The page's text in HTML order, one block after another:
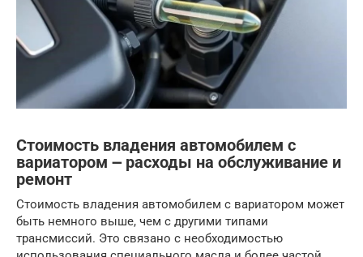
Стоимость владения автомобилем с
вариатором ౼ расходы на обслуживание и
ремонт
Стоимость владения автомобилем с вариатором может
быть немного выше, чем с другими типами
трансмиссий. Это связано с необходимостью